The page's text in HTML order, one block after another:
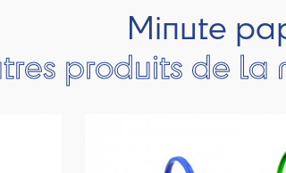
Minute
produits de la